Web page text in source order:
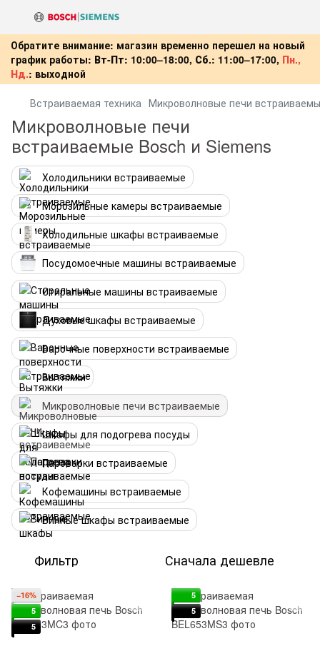
Обратите внимание: магазин временно перешел на новый
график работы: Вт-Пт: 10:00–18:00, Сб.: 11:00–17:00, Пн.,
Нд.: выходной
Встраиваемая техника Микроволновые печи
Микроволновые печи
встраиваемые Bosch и Siemens
Холодильники встраиваемые
Морозильные камеры встраиваемые
Холодильные шкафы встраиваемые
Посудомоечные машины встраиваемые
Стиральные машины встраиваемые
Духовые шкафы встраиваемые
Варочные поверхности встраиваемые
Вытяжки
Микроволновые печи встраиваемые
Шкафы для подогрева посуды
Пароварки встраиваемые
Кофемашины встраиваемые
Винные шкафы встраиваемые
Фильтр Сначала дешевле
−16%
5
5
5
5